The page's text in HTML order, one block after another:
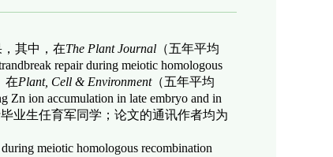
其中，在The Plant Journal （五年平均
repair during meiotic homologous
在Plant, Cell & Environment（五年平均
Zn ion accumulation in late embryo and in
业生任育军同学；论文的通讯作者均为
meiotic homologous recombination